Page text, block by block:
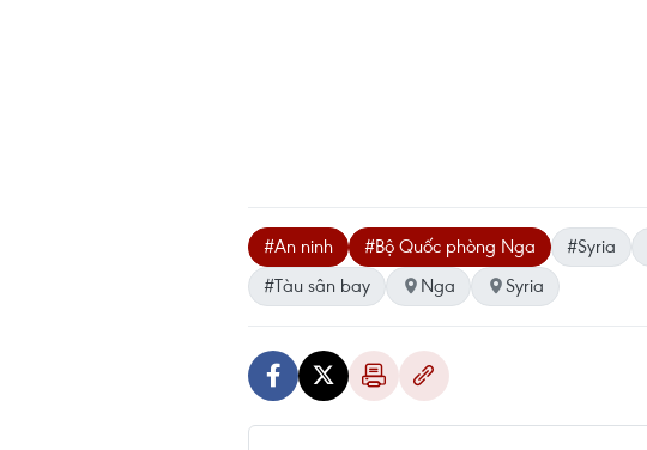
#An ninh #Bộ Quốc phòng Nga #Syria
#Tàu sân bay
Nga Syria